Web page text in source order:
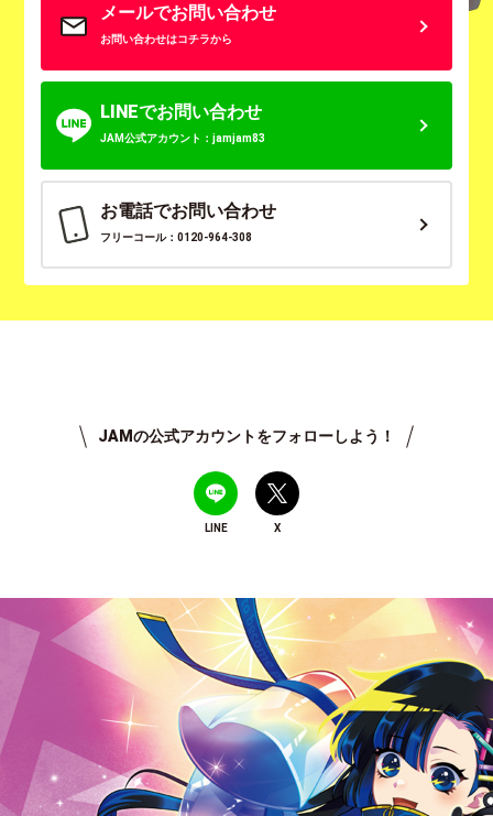
メールでお問い合わせ
お問い合わせはコチラから
LINEでお問い合わせ
JAM公式アカウント：jamjam83
お電話でお問い合わせ
フリーコール：0120-964-308
JAMの公式アカウントをフォローしよう！
LINE X